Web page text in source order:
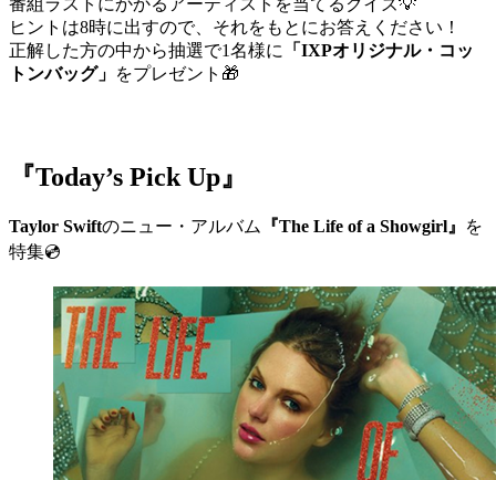
ヒントは8時に出すので、それをもとにお答えください！
正解した方の中から抽選で1名様に
「IXPオリジナル・コッ
トンバッグ」 をプレゼント🎁
『Today’s Pick Up』
Taylor Swiftのニュー・アルバム 『The Life of a Showgirl』
を
特集💿